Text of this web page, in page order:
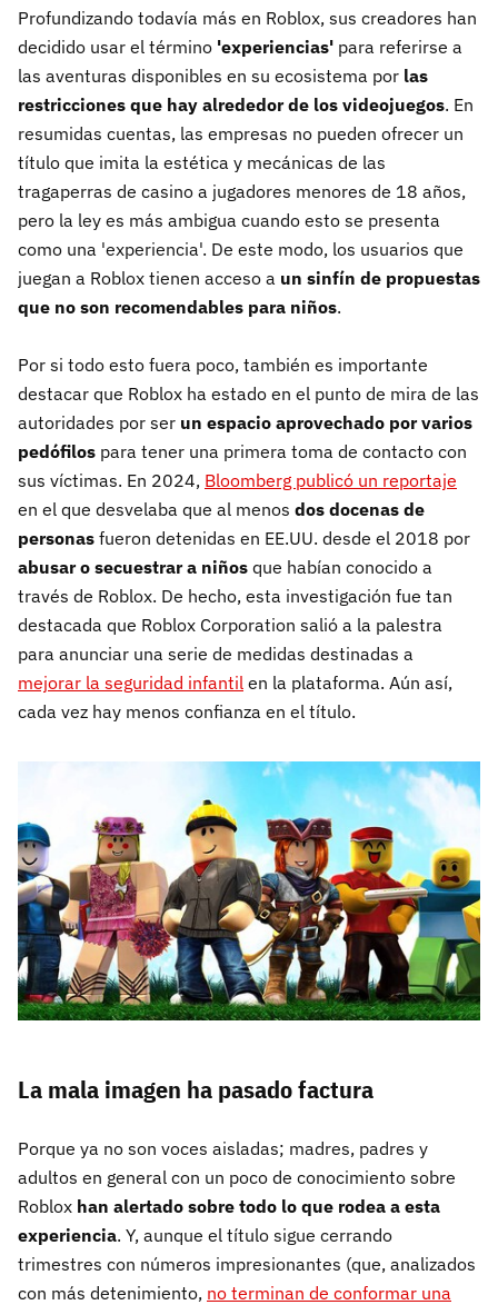
Profundizando todavía más en Roblox, sus creadores han
decidido usar el término 'experiencias' para referirse a
las aventuras disponibles en su ecosistema por las
restricciones que hay alrededor de los videojuegos. En
resumidas cuentas, las empresas no pueden ofrecer un
título que imita la estética y mecánicas de las
tragaperras de casino a jugadores menores de 18 años,
pero la ley es más ambigua cuando esto se presenta
como una 'experiencia'. De este modo, los usuarios que
juegan a Roblox tienen acceso a un sinfín de propuestas
que no son recomendables para niños.
Por si todo esto fuera poco, también es importante
destacar que Roblox ha estado en el punto de mira de las
autoridades por ser un espacio aprovechado por varios
pedófilos para tener una primera toma de contacto con
sus víctimas. En 2024, Bloomberg publicó un reportaje
en el que desvelaba que al menos dos docenas de
personas fueron detenidas en EE.UU. desde el 2018 por
abusar o secuestrar a niños que habían conocido a
través de Roblox. De hecho, esta investigación fue tan
destacada que Roblox Corporation salió a la palestra
para anunciar una serie de medidas destinadas a
mejorar la seguridad infantil en la plataforma. Aún así,
cada vez hay menos confianza en el título.
La mala imagen ha pasado factura
Porque ya no son voces aisladas; madres, padres y
adultos en general con un poco de conocimiento sobre
Roblox han alertado sobre todo lo que rodea a esta
experiencia. Y, aunque el título sigue cerrando
trimestres con números impresionantes (que, analizados
con más detenimiento, no terminan de conformar una